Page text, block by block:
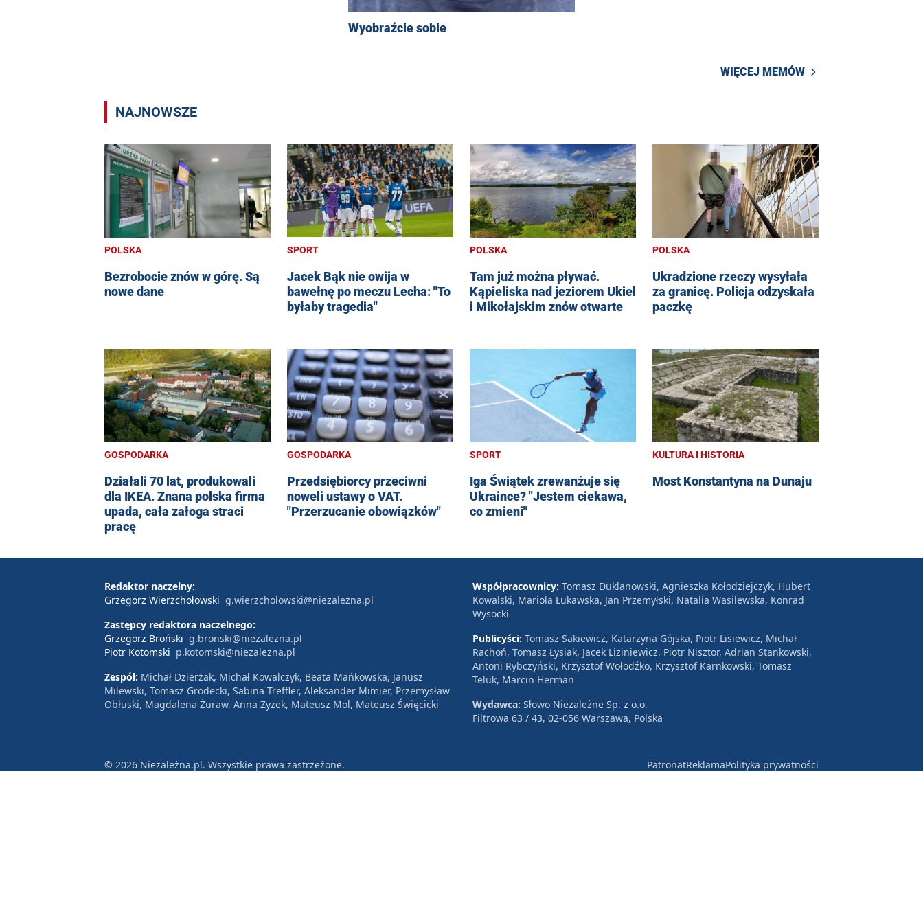
Wyobraźcie sobie
WIĘCEJ MEMÓW
NAJNOWSZE
POLSKA
Bezrobocie znów w górę. Są
nowe dane
SPORT
Jacek Bąk nie owija w
bawełnę po meczu Lecha: "To
byłaby tragedia"
POLSKA
Tam już można pływać.
Kąpieliska nad jeziorem Ukiel
i Mikołajskim znów otwarte
POLSKA
Ukradzione rzeczy wysyłała
za granicę. Policja odzyskała
paczkę
GOSPODARKA
Działali 70 lat, produkowali
dla IKEA. Znana polska firma
upada, cała załoga straci
pracę
GOSPODARKA
Przedsiębiorcy przeciwni
noweli ustawy o VAT.
"Przerzucanie obowiązków"
SPORT
Iga Świątek zrewanżuje się
Ukraince? "Jestem ciekawa,
co zmieni"
KULTURA I HISTORIA
Most Konstantyna na Dunaju
Redaktor naczelny:
Grzegorz Wierzchołowski g.wierzcholowski@niezalezna.pl
Zastępcy redaktora naczelnego:
Grzegorz Broński g.bronski@niezalezna.pl
Piotr Kotomski p.kotomski@niezalezna.pl
Zespół: Michał Dzierżak, Michał Kowalczyk, Beata Mańkowska, Janusz
Milewski, Tomasz Grodecki, Sabina Treffler, Aleksander Mimier, Przemysław
Obłuski, Magdalena Żuraw, Anna Zyzek, Mateusz Mol, Mateusz Święcicki
Współpracownicy: Tomasz Duklanowski, Agnieszka Kołodziejczyk, Hubert
Kowalski, Mariola Łukawska, Jan Przemyłski, Natalia Wasilewska, Konrad
Wysocki
Publicyści: Tomasz Sakiewicz, Katarzyna Gójska, Piotr Lisiewicz, Michał
Rachoń, Tomasz Łysiak, Jacek Liziniewicz, Piotr Nisztor, Adrian Stankowski,
Antoni Rybczyński, Krzysztof Wołodźko, Krzysztof Karnkowski, Tomasz
Teluk, Marcin Herman
Wydawca: Słowo Niezależne Sp. z o.o.
Filtrowa 63 / 43, 02-056 Warszawa, Polska
© 2026 Niezależna.pl. Wszystkie prawa zastrzeżone. PatronatReklamaPolityka prywatności